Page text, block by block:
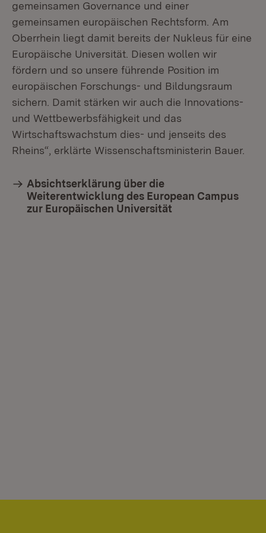
gemeinsamen Governance und einer
gemeinsamen europäischen Rechtsform. Am
Oberrhein liegt damit bereits der Nukleus für eine
Europäische Universität. Diesen wollen wir
fördern und so unsere führende Position im
europäischen Forschungs- und Bildungsraum
sichern. Damit stärken wir auch die Innovations-
und Wettbewerbsfähigkeit und das
Wirtschaftswachstum dies- und jenseits des
Rheins“, erklärte Wissenschaftsministerin Bauer.
Absichtserklärung über die
Weiterentwicklung des European Campus
zur Europäischen Universität